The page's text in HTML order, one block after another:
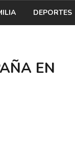
DEPORTES
EN